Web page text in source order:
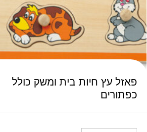
פאזל עץ חיות בית ומשק כולל
כפתורים
כמות פאזל עץ חיות בית ומשק כולל כפתורים